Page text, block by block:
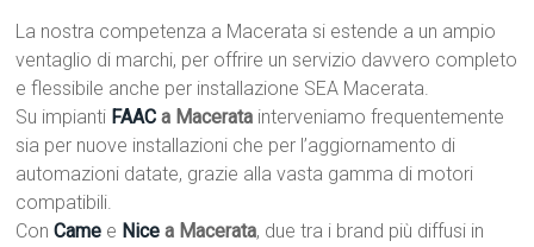
La nostra competenza a Macerata si estende a un ampio
ventaglio di marchi, per offrire un servizio davvero completo
e flessibile anche per installazione SEA Macerata.
Su impianti FAAC a Macerata interveniamo frequentemente
sia per nuove installazioni che per l’aggiornamento di
automazioni datate, grazie alla vasta gamma di motori
compatibili.
ConCame e Nice a Macerata, due tra i brand più diffusi in